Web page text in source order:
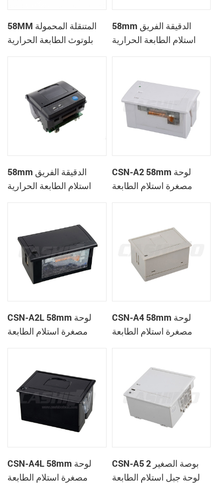
58MM المتنقلة المحمولة
بلوتوث الطابعة الحرارية
58mm الدقيقة الفريق
استلام الطابعة الحرارية
58mm الدقيقة الفريق
استلام الطابعة الحرارية
CSN-A2 58mm لوحة
مصغرة استلام الطابعة
CSN-A2L 58mm لوحة
مصغرة استلام الطابعة
CSN-A4 58mm لوحة
مصغرة استلام الطابعة
CSN-A4L 58mm لوحة
مصغرة استلام الطابعة
CSN-A5 2 بوصة الصغير
لوحة جبل استلام الطابعة